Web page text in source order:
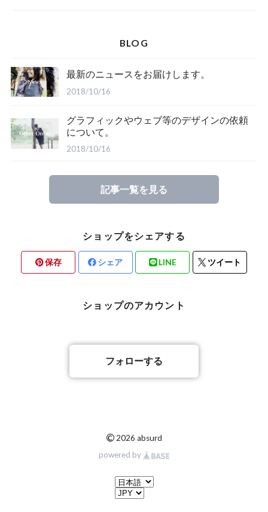
BLOG
最新のニュースをお届けします。
2018/10/16
グラフィックやウェブ等のデザインの依頼
について。
2018/10/16
記事一覧を見る
ショップをシェアする
保存 シェア LINE ツイート
ショップのアカウント
フォローする
© 2026 absurd
powered by